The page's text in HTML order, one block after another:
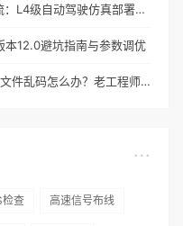
智行者IC社区技术交流：L4级自动驾驶仿真部署实操指南
本12.0避坑指南与参数调优
CAM350打开Gerber文件乱码怎么办？老工程师实测避坑指南
检查 高速信号布线